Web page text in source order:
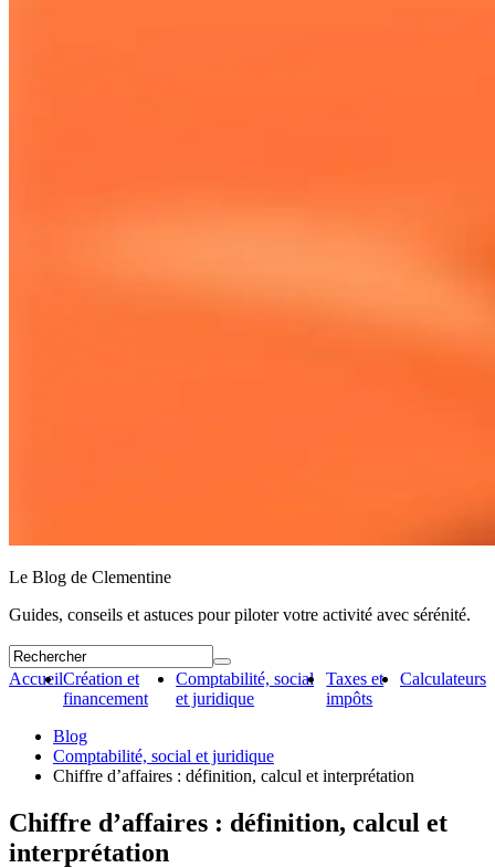
Le Blog de Clementine
Guides, conseils et astuces pour piloter votre activité avec sérénité.
AccueilCréation et
financement
Comptabilité, social
et juridique
Taxes et
impôts
Calculateurs
Blog
Comptabilité, social et juridique
Chiffre d’affaires : définition, calcul et interprétation
Chiffre d’affaires : définition, calcul et
interprétation